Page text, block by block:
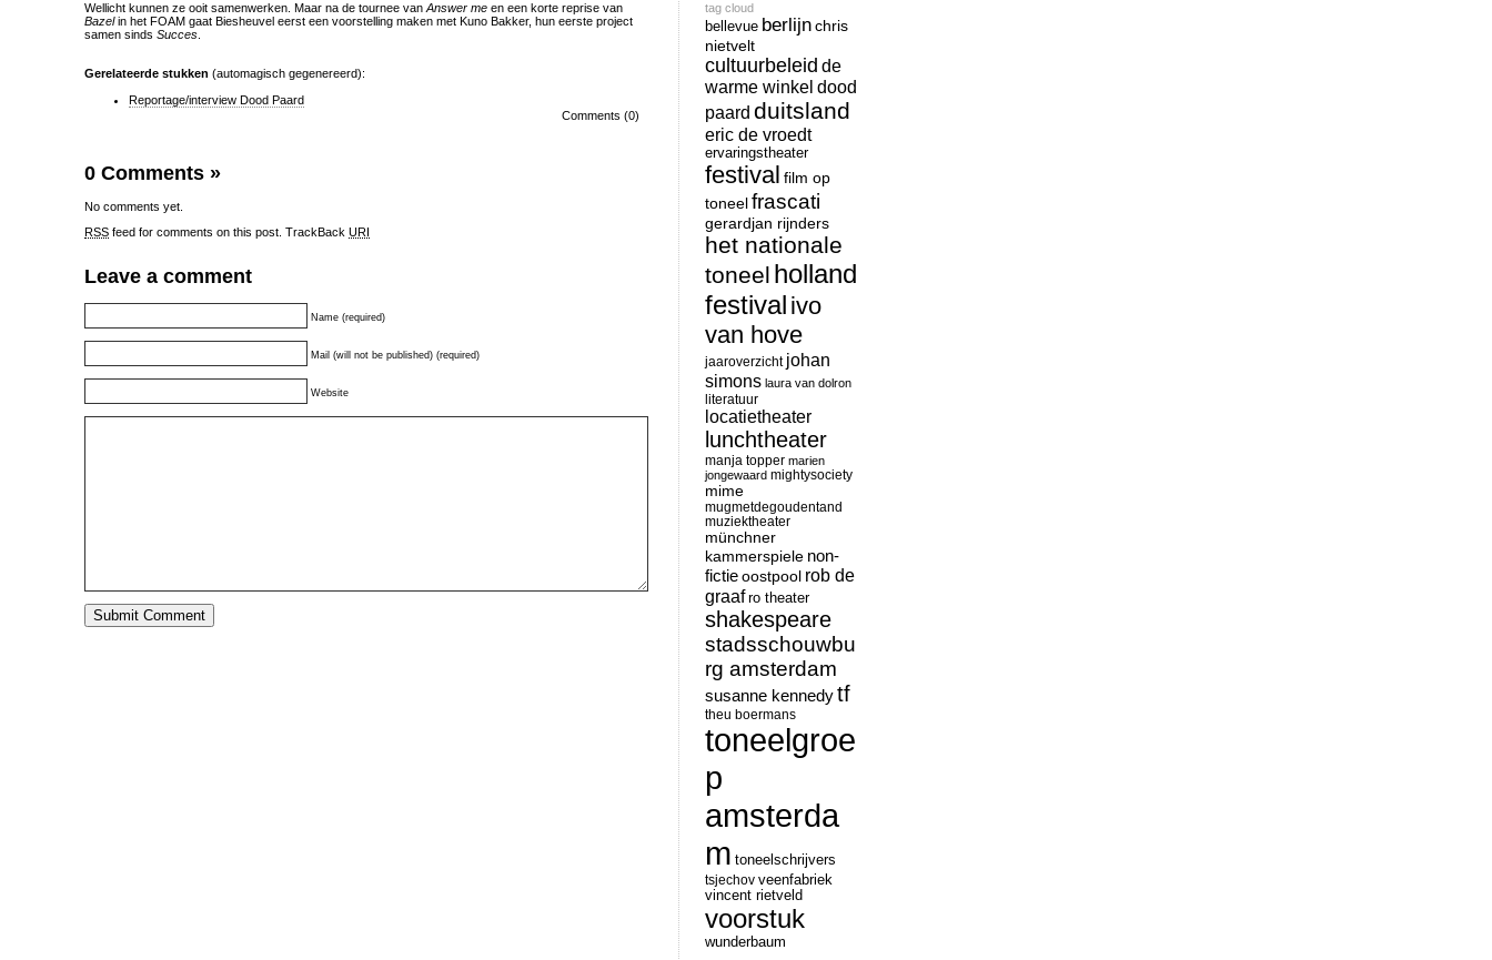
Wellicht kunnen ze ooit samenwerken. Maar na de tournee van Answer me en een korte reprise van
Bazelin het FOAM gaat Biesheuvel eerst een voorstelling maken met Kuno Bakker, hun eerste project
samen sinds Succes
Gerelateerde stukken (automagisch gegenereerd):
Reportage/interview Dood Paard
Comments (0)
0 Comments »
No comments yet.
RSS feed for comments on this post. TrackBack URI
Leave a comment
Name (required)
Mail (will not be published) (required)
Website
tag cloud
bellevue berlijnchris
nietvelt
cultuurbeleid de
warme winkel dood
paard duitsland
eric de vroedt
ervaringstheater
festival film op
toneelfrascati
gerardjan rijnders
het nationale
toneel holland
festival ivo
van hove
jaaroverzicht johan
simons laura van dolron
literatuur
locatietheater
lunchtheater
manja topper marien
jongewaard mightysociety
mime
mugmetdegoudentand
muziektheater
münchner
kammerspiele non-
fictieoostpool rob de
graaf ro theater
shakespeare
stadsschouwbu
rg amsterdam
susanne kennedytf
theu boermans
toneelgroe
p
amsterda
m toneelschrijvers
tsjechov veenfabriek
vincent rietveld
voorstuk
wunderbaum